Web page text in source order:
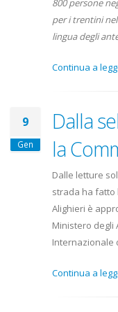
800 persone
per i trentini
lingua degli
Continua a
9
Gen
Dalla
la
Dalle letture
strada ha fatto
Alighieri è
Ministero degli
Internazionale
Continua a